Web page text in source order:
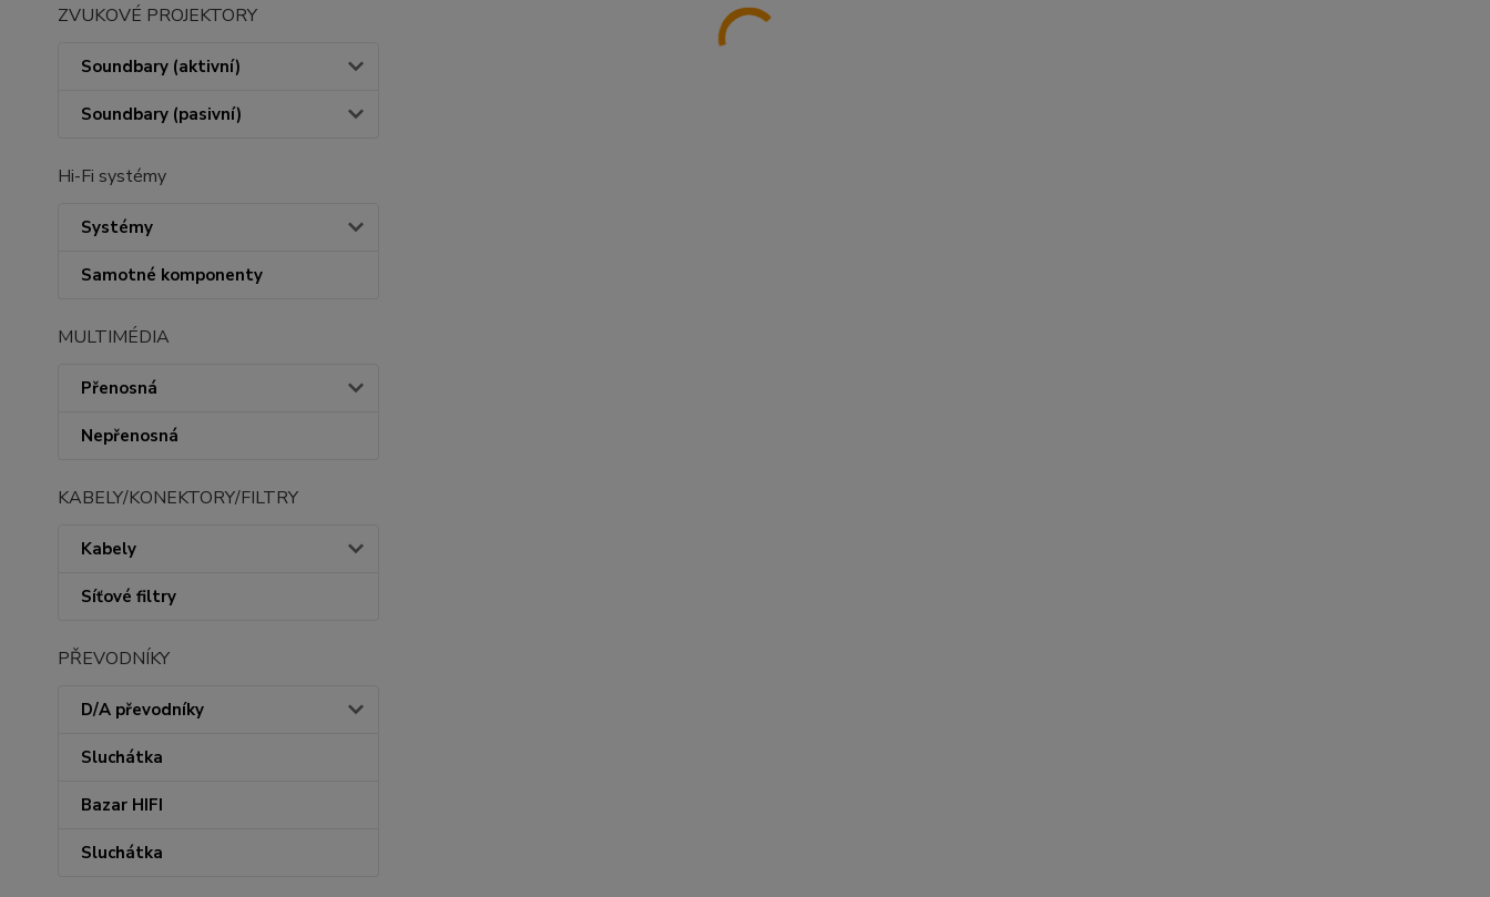
ZVUKOVÉ PROJEKTORY
Soundbary (aktivní)
Soundbary (pasivní)
Hi-Fi systémy
Systémy
Samotné komponenty
MULTIMÉDIA
Přenosná
Nepřenosná
KABELY/KONEKTORY/FILTRY
Kabely
Síťové filtry
PŘEVODNÍKY
D/A převodníky
Sluchátka
Bazar HIFI
Sluchátka